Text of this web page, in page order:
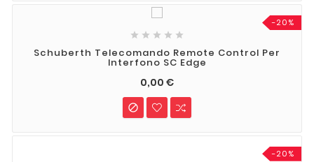
-20%
    
Schuberth Telecomando Remote Control Per
Interfono SC Edge
0,00 €

-20%